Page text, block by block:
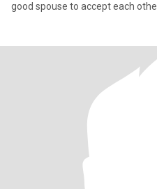
good spouse to accept each